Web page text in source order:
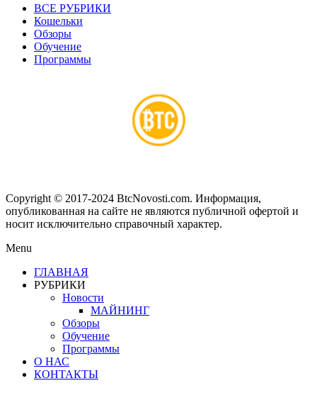
ВСЕ РУБРИКИ
Кошельки
Обзоры
Обучение
Программы
Copyright © 2017-2024 BtcNovosti.com. Информация,
опубликованная на сайте не являются публичной офертой и
носит исключительно справочный характер.
Menu
ГЛАВНАЯ
РУБРИКИ
Новости
МАЙНИНГ
Обзоры
Обучение
Программы
О НАС
КОНТАКТЫ